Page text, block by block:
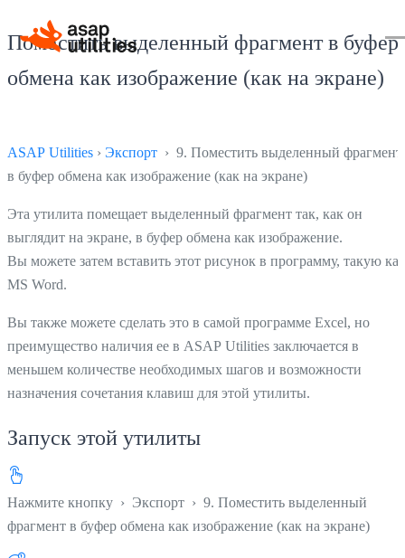
Поместить выделенный фрагмент в буфер
обмена как изображение (как на экране)
ASAP Utilities › Экспорт › 9. Поместить выделенный фрагмент
в буфер обмена как изображение (как на экране)
Эта утилита помещает выделенный фрагмент так, как он
выглядит на экране, в буфер обмена как изображение.
Вы можете затем вставить этот рисунок в программу, такую как
MS Word.
Вы также можете сделать это в самой программе Excel, но
преимущество наличия ее в ASAP Utilities заключается в
меньшем количестве необходимых шагов и возможности
назначения сочетания клавиш для этой утилиты.
Запуск этой утилиты
Нажмите кнопку › Экспорт › 9. Поместить выделенный
фрагмент в буфер обмена как изображение (как на экране)